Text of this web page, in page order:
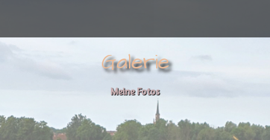
Galerie
Meine Fotos